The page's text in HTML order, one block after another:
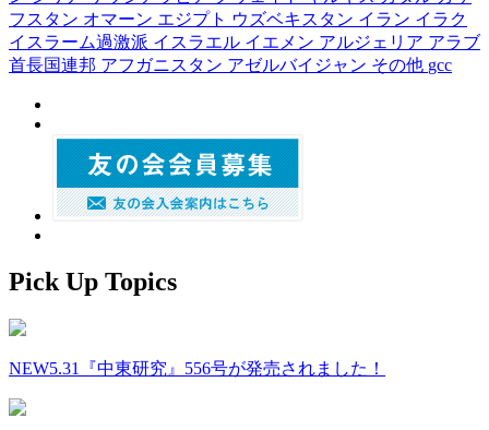
フスタン オマーン エジプト ウズベキスタン イラン イラク
イスラーム過激派 イスラエル イエメン アルジェリア アラブ
首長国連邦 アフガニスタン アゼルバイジャン その他 gcc
Pick Up Topics
NEW5.31『中東研究』556号が発売されました！